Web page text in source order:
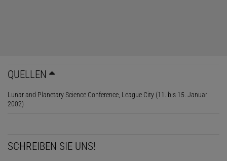
QUELLEN
Lunar and Planetary Science Conference, League City (11. bis 15. Januar
2002)
SCHREIBEN SIE UNS!